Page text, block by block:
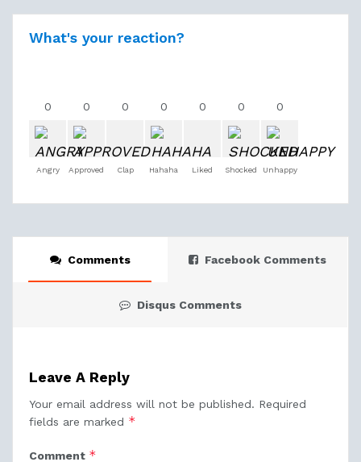
What's your reaction?
0
Angry
0
Approved
0
Clap
0
Hahaha
0
Liked
0
Shocked
0
Unhappy
Comments Facebook Comments
Disqus Comments
Leave A Reply
Your email address will not be published. Required
fields are marked *
Comment *